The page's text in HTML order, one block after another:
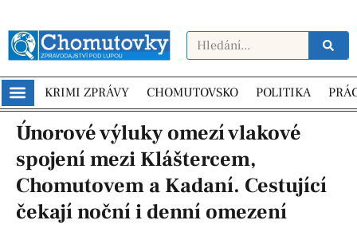
KRIMI ZPRÁVY CHOMUTOVSKO POLITIKA
Únorové výluky omezí vlakové
spojení mezi Kláštercem,
Chomutovem a Kadaní. Cestující
čekají noční i denní omezení